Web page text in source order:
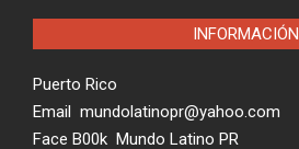
INFORMACIÓN
Puerto Rico
Email mundolatinopr@yahoo.com
Face B00k Mundo Latino PR